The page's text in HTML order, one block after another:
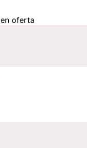
en oferta